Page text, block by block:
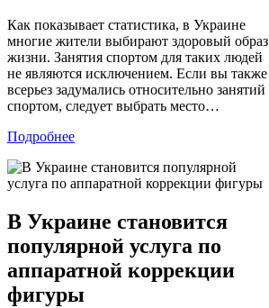
Как показывает статистика, в Украине
многие жители выбирают здоровый образ
жизни. Занятия спортом для таких людей
не являются исключением. Если вы также
всерьез задумались относительно занятий
спортом, следует выбрать место…
Подробнее
В Украине становится
популярной услуга по
аппаратной коррекции
фигуры